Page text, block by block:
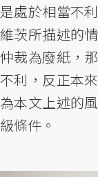
是處於相當不
維茨所描述的
仲裁為廢紙，
不利，反正本
為本文上述的
級條件。